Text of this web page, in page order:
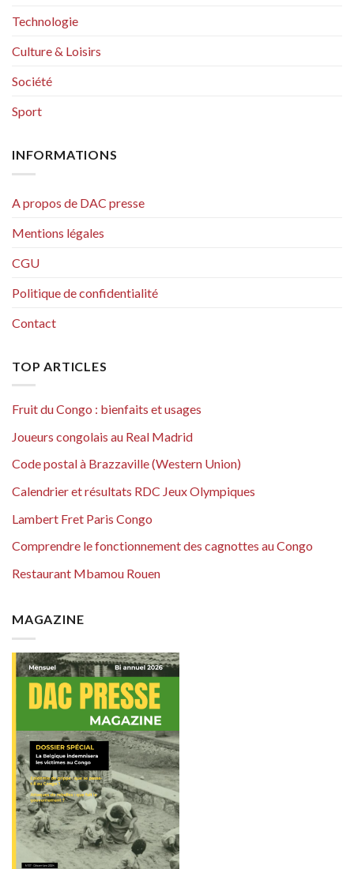
Technologie
Culture & Loisirs
Société
Sport
INFORMATIONS
A propos de DAC presse
Mentions légales
CGU
Politique de confidentialité
Contact
TOP ARTICLES
Fruit du Congo : bienfaits et usages
Joueurs congolais au Real Madrid
Code postal à Brazzaville (Western Union)
Calendrier et résultats RDC Jeux Olympiques
Lambert Fret Paris Congo
Comprendre le fonctionnement des cagnottes au Congo
Restaurant Mbamou Rouen
MAGAZINE